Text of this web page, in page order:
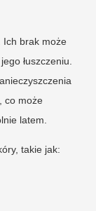
Ich brak może
łuszczeniu.
, co może
latem.
takie jak: